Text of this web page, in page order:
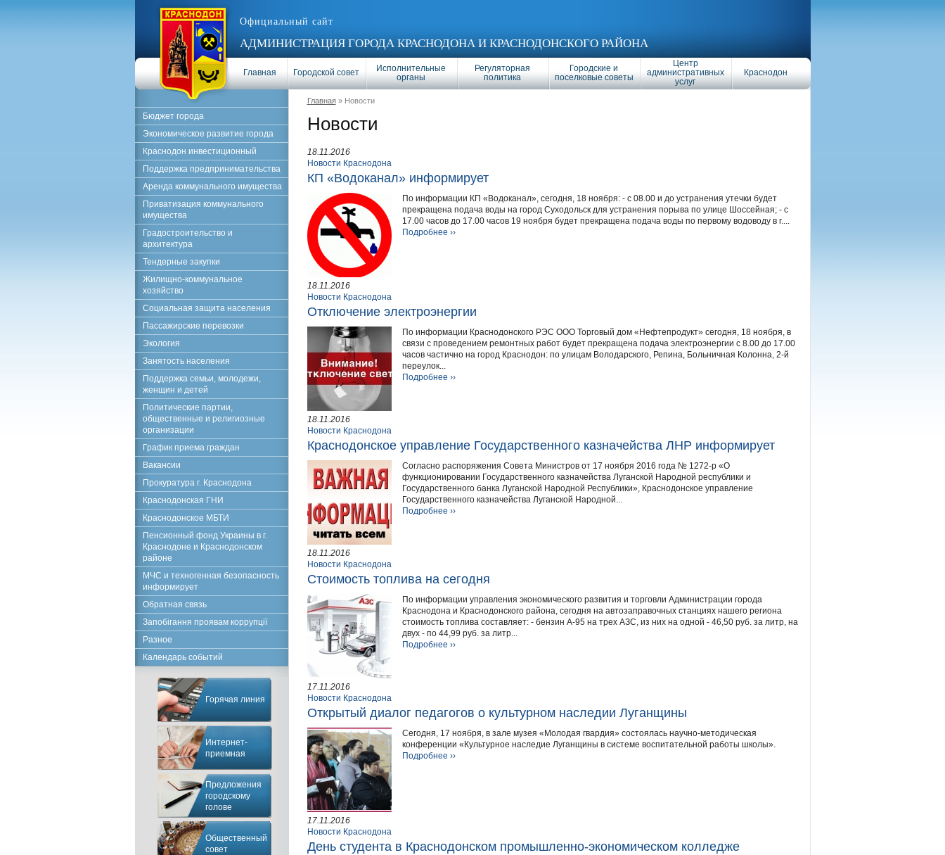
Официальный сайт
АДМИНИСТРАЦИЯ ГОРОДА КРАСНОДОНА И КРАСНОДОНСКОГО РАЙОНА
Главная Городской совет
Исполнительные
органы
Регуляторная
политика
Городские и
поселковые советы
Центр
административных
услуг
Краснодон
Главная» Новости
Новости
18.11.2016
Новости Краснодона
КП «Водоканал» информирует
По информации КП «Водоканал», сегодня, 18 ноября: - с 08.00 и до устранения утечки будет
прекращена подача воды на город Суходольск для устранения порыва по улице Шоссейная; - с
17.00 часов до 17.00 часов 19 ноября будет прекращена подача воды по первому водоводу в г....
Подробнее ››
18.11.2016
Новости Краснодона
Отключение электроэнергии
По информации Краснодонского РЭС ООО Торговый дом «Нефтепродукт» сегодня, 18 ноября, в
связи с проведением ремонтных работ будет прекращена подача электроэнергии с 8.00 до 17.00
часов частично на город Краснодон: по улицам Володарского, Репина, Больничная Колонна, 2-й
переулок...
Подробнее ››
18.11.2016
Новости Краснодона
Краснодонское управление Государственного казначейства ЛНР информирует
Согласно распоряжения Совета Министров от 17 ноября 2016 года № 1272-р «О
функционировании Государственного казначейства Луганской Народной республики и
Государственного банка Луганской Народной Республики», Краснодонское управление
Государственного казначейства Луганской Народной...
Подробнее ››
18.11.2016
Новости Краснодона
Стоимость топлива на сегодня
По информации управления экономического развития и торговли Администрации города
Краснодона и Краснодонского района, сегодня на автозаправочных станциях нашего региона
стоимость топлива составляет: - бензин А-95 на трех АЗС, из них на одной - 46,50 руб. за литр, на
двух - по 44,99 руб. за литр...
Подробнее ››
17.11.2016
Новости Краснодона
Открытый диалог педагогов о культурном наследии Луганщины
Сегодня, 17 ноября, в зале музея «Молодая гвардия» состоялась научно-методическая
конференции «Культурное наследие Луганщины в системе воспитательной работы школы».
Подробнее ››
17.11.2016
Новости Краснодона
День студента в Краснодонском промышленно-экономическом колледже
Бюджет города
Экономическое развитие города
Краснодон инвестиционный
Поддержка предпринимательства
Аренда коммунального имущества
Приватизация коммунального
имущества
Градостроительство и
архитектура
Тендерные закупки
Жилищно-коммунальное
хозяйство
Социальная защита населения
Пассажирские перевозки
Экология
Занятость населения
Поддержка семьи, молодежи,
женщин и детей
Политические партии,
общественные и религиозные
организации
График приема граждан
Вакансии
Прокуратура г. Краснодона
Краснодонская ГНИ
Краснодонское МБТИ
Пенсионный фонд Украины в г.
Краснодоне и Краснодонском
районе
МЧС и техногенная безопасность
информирует
Обратная связь
Запобігання проявам коррупції
Разное
Календарь событий
Горячая линия
Интернет-
приемная
Предложения
городскому
голове
Общественный
совет